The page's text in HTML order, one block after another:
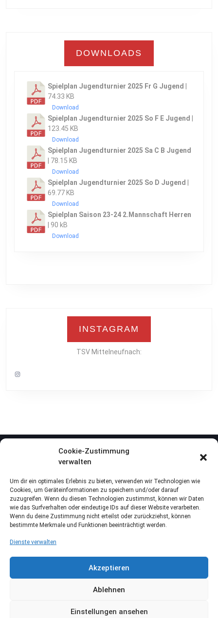
Cookie-Zustimmung
verwalten
Um dir ein optimales Erlebnis zu bieten, verwenden wir Technologien wie
Cookies, um Geräteinformationen zu speichern und/oder darauf
zuzugreifen. Wenn du diesen Technologien zustimmst, können wir Daten
wie das Surfverhalten oder eindeutige IDs auf dieser Website verarbeiten.
Wenn du deine Zustimmung nicht erteilst oder zurückziehst, können
bestimmte Merkmale und Funktionen beeinträchtigt werden.
Dienste verwalten
Akzeptieren
Ablehnen
Einstellungen ansehen
DOWNLOADS
Spielplan Jugendturnier 2025 Fr G Jugend
74.33 KB
Download
Spielplan Jugendturnier 2025 So F E Jugend
123.45 KB
Download
Spielplan Jugendturnier 2025 Sa C B Jugend
| 78.15 KB
Download
Spielplan Jugendturnier 2025 So D Jugend
69.77 KB
Download
Spielplan Saison 23-24 2.Mannschaft Herren
| 90 kB
Download
INSTAGRAM
TSV Mittelneufnach:
Instagram